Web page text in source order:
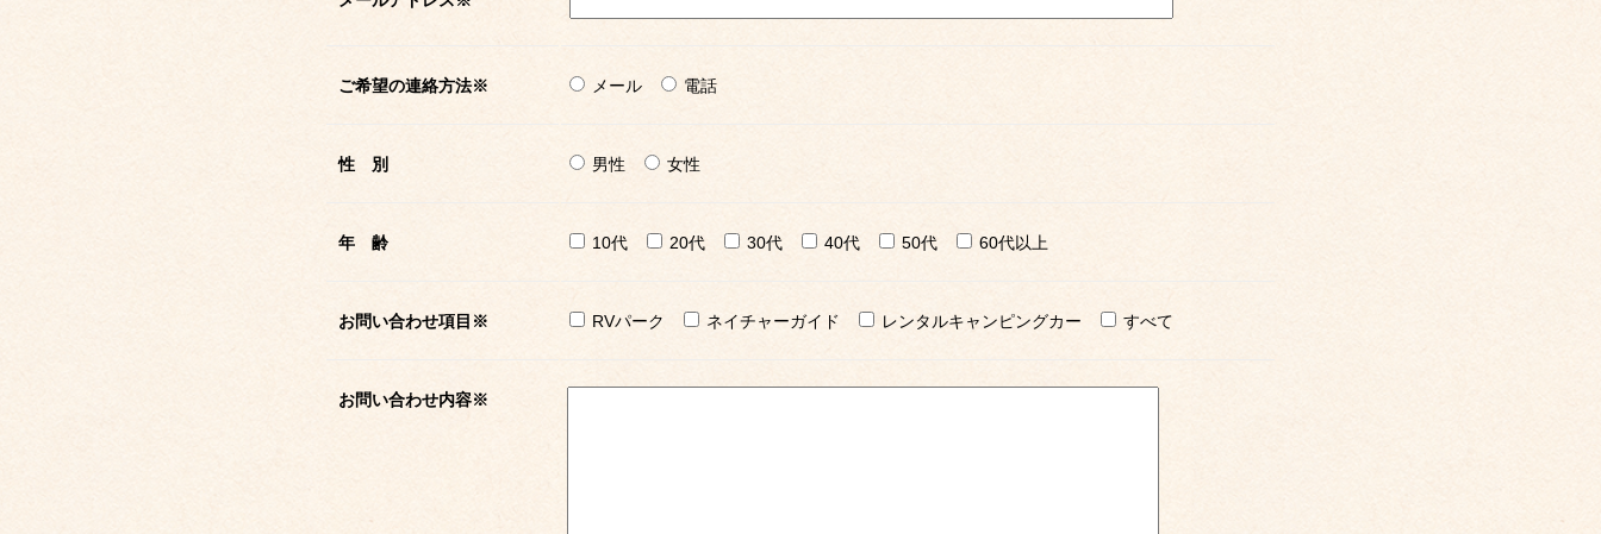
ご希望の連絡方法※ メール 電話
性 別 男性 女性
年 齢 10代 20代 30代 40代 50代 60代以上
お問い合わせ項目 ※ RVパーク ネイチャーガイド レンタルキャンピングカー すべて
お問い合わせ内容※